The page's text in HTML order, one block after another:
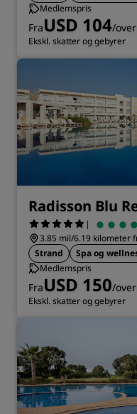
Medlemspris
FraUSD 104/
Ekskl. skatter og gebyrer
Radisson Blu
|
3.85 mil/6.19 kilometer
Strand
Spa og
Medlemspris
FraUSD 150/
Ekskl. skatter og gebyrer